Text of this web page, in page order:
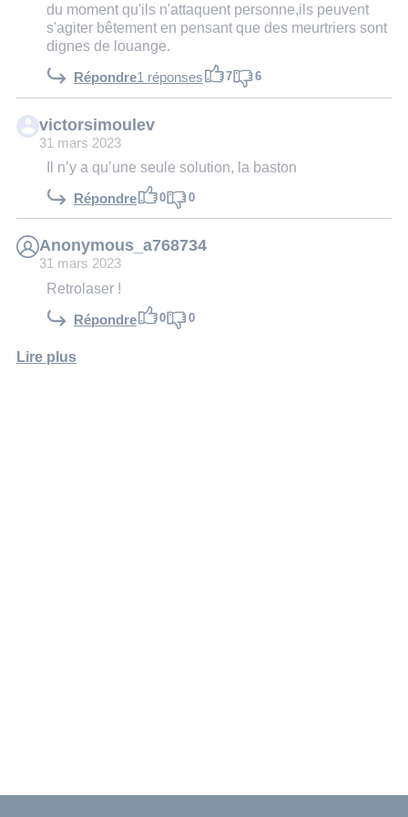
du moment qu'ils n'attaquent personne,ils peuvent
s'agiter bêtement en pensant que des meurtriers sont
dignes de louange.
Répondre1 réponses 7 6
victorsimoulev
31 mars 2023
Il n’y a qu’une seule solution, la baston
Répondre 0 0
Anonymous_a768734
31 mars 2023
Retrolaser !
Répondre 0 0
Lire plus